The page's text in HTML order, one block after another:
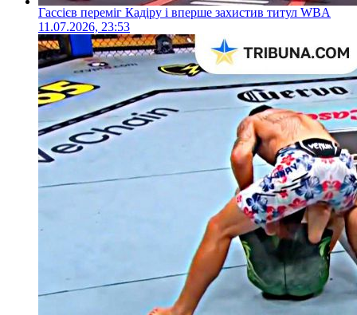
Гассієв переміг Кадіру і вперше захистив титул WBA
11.07.2026, 23:53